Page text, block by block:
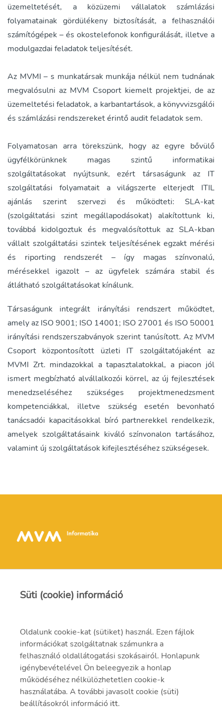
üzemeltetését, a közüzemi vállalatok számlázási
folyamatainak gördülékeny biztosítását, a felhasználói
számítógépek – és okostelefonok konfigurálását, illetve a
modulgazdai feladatok teljesítését.
Az MVMI – s munkatársak munkája nélkül nem tudnának
megvalósulni az MVM Csoport kiemelt projektjei, de az
üzemeltetési feladatok, a karbantartások, a könyvvizsgálói
és számlázási rendszereket érintő audit feladatok sem.
Folyamatosan arra törekszünk, hogy az egyre bővülő
ügyfélkörünknek magas szintű informatikai
szolgáltatásokat nyújtsunk, ezért társaságunk az IT
szolgáltatási folyamatait a világszerte elterjedt ITIL
ajánlás szerint szervezi és működteti: SLA-kat
(szolgáltatási szint megállapodásokat) alakítottunk ki,
továbbá kidolgoztuk és megvalósítottuk az SLA-kban
vállalt szolgáltatási szintek teljesítésének egzakt mérési
és riporting rendszerét – így magas színvonalú,
mérésekkel igazolt – az ügyfelek számára stabil és
átlátható szolgáltatásokat kínálunk.
Társaságunk integrált irányítási rendszert működtet,
amely az ISO 9001; ISO 14001; ISO 27001 és ISO 50001
irányítási rendszerszabványok szerint tanúsított. Az MVM
Csoport központosított üzleti IT szolgáltatójaként az
MVMI Zrt. mindazokkal a tapasztalatokkal, a piacon jól
ismert megbízható alvállalkozói körrel, az új fejlesztések
menedzseléséhez szükséges projektmenedzsment
kompetenciákkal, illetve szükség esetén bevonható
tanácsadói kapacitásokkal bíró partnerekkel rendelkezik,
amelyek szolgáltatásaink kiváló színvonalon tartásához,
valamint új szolgáltatások kifejlesztéséhez szükségesek.
Kapcsolat
info@mvmi.hu
06 75 999 000
Süti (cookie) információ
Oldalunk cookie-kat (sütiket) használ. Ezen fájlok
információkat szolgáltatnak számunkra a
felhasználó oldallátogatási szokásairól. Honlapunk
igénybevételével Ön beleegyezik a honlap
működéséhez nélkülözhetetlen cookie-k
használatába. A további javasolt cookie (süti)
beállításokról információ itt.